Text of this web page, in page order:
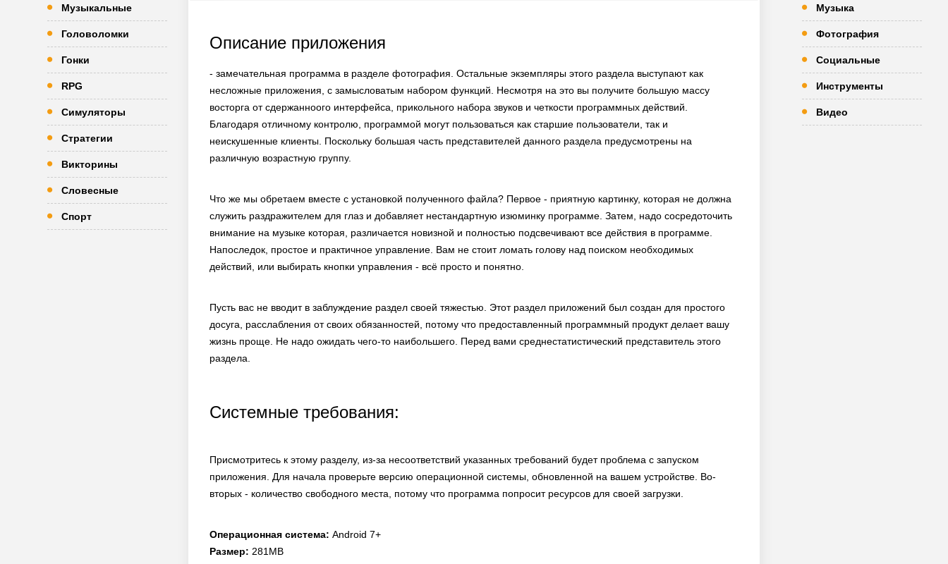
Музыкальные
Головоломки
Гонки
RPG
Симуляторы
Стратегии
Викторины
Словесные
Спорт
Описание приложения
- замечательная программа в разделе фотография. Остальные экземпляры этого раздела выступают как
несложные приложения, с замысловатым набором функций. Несмотря на это вы получите большую массу
восторга от сдержанноого интерфейса, прикольного набора звуков и четкости программных действий.
Благодаря отличному контролю, программой могут пользоваться как старшие пользователи, так и
неискушенные клиенты. Поскольку большая часть представителей данного раздела предусмотрены на
различную возрастную группу.
Что же мы обретаем вместе с установкой полученного файла? Первое - приятную картинку, которая не должна
служить раздражителем для глаз и добавляет нестандартную изюминку программе. Затем, надо сосредоточить
внимание на музыке которая, различается новизной и полностью подсвечивают все действия в программе.
Напоследок, простое и практичное управление. Вам не стоит ломать голову над поиском необходимых
действий, или выбирать кнопки управления - всё просто и понятно.
Пусть вас не вводит в заблуждение раздел своей тяжестью. Этот раздел приложений был создан для простого
досуга, расслабления от своих обязанностей, потому что предоставленный программный продукт делает вашу
жизнь проще. Не надо ожидать чего-то наибольшего. Перед вами среднестатистический представитель этого
раздела.
Системные требования:
Присмотритесь к этому разделу, из-за несоответствий указанных требований будет проблема с запуском
приложения. Для начала проверьте версию операционной системы, обновленной на вашем устройстве. Во-
вторых - количество свободного места, потому что программа попросит ресурсов для своей загрузки.
Операционная система: Android 7+
Размер: 281MB
Музыка
Фотография
Социальные
Инструменты
Видео